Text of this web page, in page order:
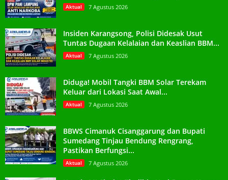
Aktual 7 Agustus 2026
Insiden Karangsong, Polisi Didesak Usut
Tuntas Dugaan Kelalaian dan Keaslian BBM...
Aktual 7 Agustus 2026
Diduga! Mobil Tangki BBM Solar Terekam
Keluar dari Lokasi Saat Awal...
Aktual 7 Agustus 2026
BBWS Cimanuk Cisanggarung dan Bupati
Sumedang Tinjau Bendung Rengrang,
Pastikan Berfungsi...
Aktual 7 Agustus 2026